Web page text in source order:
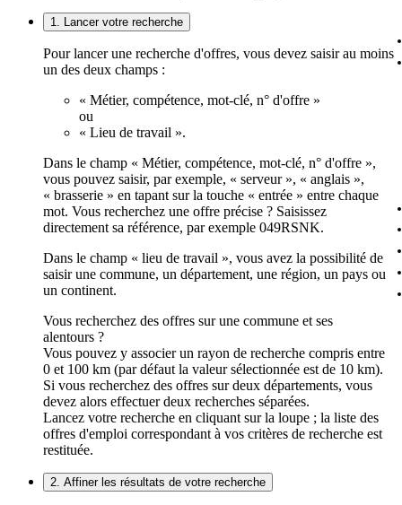
1. Lancer votre recherche
Pour lancer une recherche d'offres, vous devez saisir au moins
un des deux champs :
« Métier, compétence, mot-clé, n° d'offre »
ou
« Lieu de travail ».
Dans le champ « Métier, compétence, mot-clé, n° d'offre »,
vous pouvez saisir, par exemple, « serveur », « anglais »,
« brasserie » en tapant sur la touche « entrée » entre chaque
mot. Vous recherchez une offre précise ? Saisissez
directement sa référence, par exemple 049RSNK.
Dans le champ « lieu de travail », vous avez la possibilité de
saisir une commune, un département, une région, un pays ou
un continent.
Vous recherchez des offres sur une commune et ses
alentours ?
Vous pouvez y associer un rayon de recherche compris entre
0 et 100 km (par défaut la valeur sélectionnée est de 10 km).
Si vous recherchez des offres sur deux départements, vous
devez alors effectuer deux recherches séparées.
Lancez votre recherche en cliquant sur la loupe ; la liste des
offres d'emploi correspondant à vos critères de recherche est
restituée.
2. Affiner les résultats de votre recherche